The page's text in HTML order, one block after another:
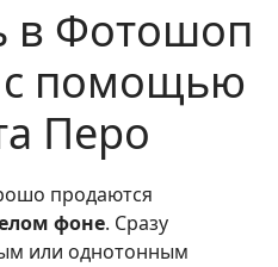
в Фотошоп
помощью
Перо
продаются
фоне. Сразу
или однотонным